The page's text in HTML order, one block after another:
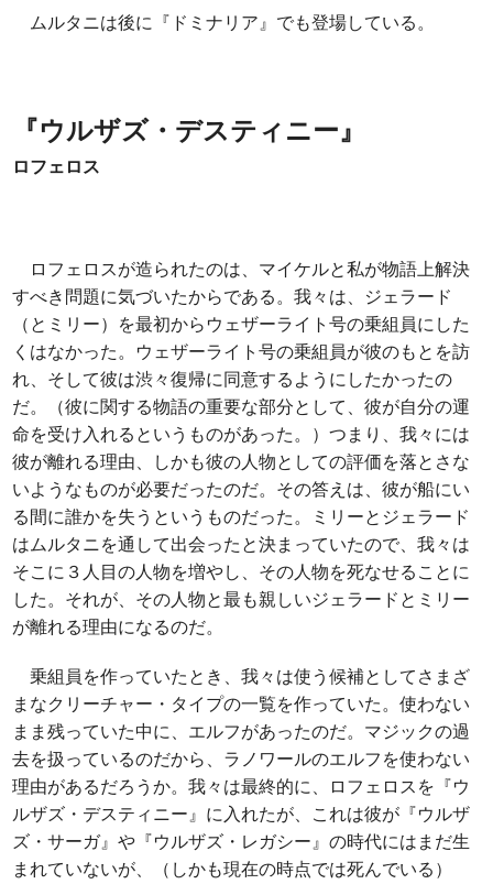
ムルタニは後に『ドミナリア』でも登場している。
『ウルザズ・デスティニー』
ロフェロス
ロフェロスが造られたのは、マイケルと私が物語上解決
すべき問題に気づいたからである。我々は、ジェラード
（とミリー）を最初からウェザーライト号の乗組員にした
くはなかった。ウェザーライト号の乗組員が彼のもとを訪
れ、そして彼は渋々復帰に同意するようにしたかったの
だ。（彼に関する物語の重要な部分として、彼が自分の運
命を受け入れるというものがあった。）つまり、我々には
彼が離れる理由、しかも彼の人物としての評価を落とさな
いようなものが必要だったのだ。その答えは、彼が船にい
る間に誰かを失うというものだった。ミリーとジェラード
はムルタニを通して出会ったと決まっていたので、我々は
そこに３人目の人物を増やし、その人物を死なせることに
した。それが、その人物と最も親しいジェラードとミリー
が離れる理由になるのだ。
乗組員を作っていたとき、我々は使う候補としてさまざ
まなクリーチャー・タイプの一覧を作っていた。使わない
まま残っていた中に、エルフがあったのだ。マジックの過
去を扱っているのだから、ラノワールのエルフを使わない
理由があるだろうか。我々は最終的に、ロフェロスを『ウ
ルザズ・デスティニー』に入れたが、これは彼が『ウルザ
ズ・サーガ』や『ウルザズ・レガシー』の時代にはまだ生
まれていないが、（しかも現在の時点では死んでいる）